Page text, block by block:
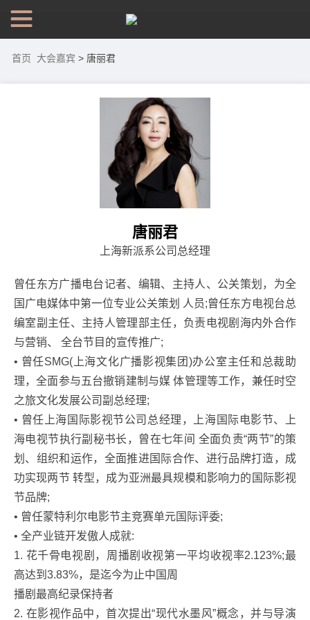
首页 大会嘉宾 > 唐丽君
唐丽君
上海新派系公司总经理
曾任东方广播电台记者、编辑、主持人、公关策划，为全
国广电媒体中第一位专业公关策划 人员;曾任东方电视台总
编室副主任、主持人管理部主任，负责电视剧海内外合作
与营销、 全台节目的宣传推广;
• 曾任SMG(上海文化广播影视集团)办公室主任和总裁助
理，全面参与五台撤销建制与媒 体管理等工作，兼任时空
之旅文化发展公司副总经理;
• 曾任上海国际影视节公司总经理，上海国际电影节、上
海电视节执行副秘书长，曾在七年间 全面负责“两节”的策
划、组织和运作，全面推进国际合作、进行品牌打造，成
功实现两节 转型，成为亚洲最具规模和影响力的国际影视
节品牌;
• 曾任蒙特利尔电影节主竞赛单元国际评委;
• 全产业链开发傲人成就:
1. 花千骨电视剧，周播剧收视第一平均收视率2.123%;最
高达到3.83%，是迄今为止中国周
播剧最高纪录保持者
2. 在影视作品中，首次提出“现代水墨风”概念，并与导演